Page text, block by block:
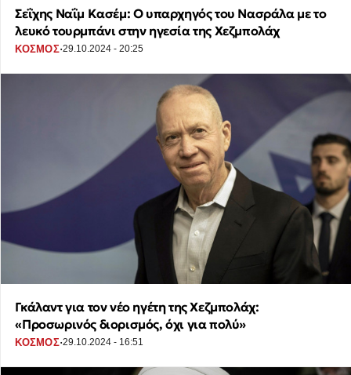
Σεΐχης Ναΐμ Κασέμ: Ο υπαρχηγός του Νασράλα με το
λευκό τουρμπάνι στην ηγεσία της Χεζμπολάχ
ΚΟΣΜΟΣ·29.10.2024 - 20:25
Γκάλαντ για τον νέο ηγέτη της Χεζμπολάχ:
«Προσωρινός διορισμός, όχι για πολύ»
ΚΟΣΜΟΣ·29.10.2024 - 16:51